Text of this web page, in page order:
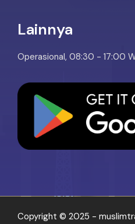
Lainnya
Operasional, 08:30 - 17:00
Copyright © 2025 -